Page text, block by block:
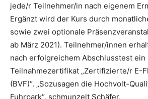
jede/r Teilnehmer/in nach eigenem
Ergänzt wird der Kurs durch
sowie zwei optionale
ab März 2021). Teilnehmer/innen
nach erfolgreichem Abschlusstest ein
Teilnahmezertifikat „Zertifizierte/r E-
(BVF)“. „Sozusagen die Hochvolt-
Fuhrpark“, schmunzelt Schäfer.